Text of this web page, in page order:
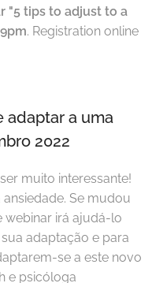
"5 tips to adjust to a
. Registration online
adaptar a uma
2022
muito interessante!
Se mudou
webinar irá ajudá-lo
adaptação e para
se a este novo
e psicóloga